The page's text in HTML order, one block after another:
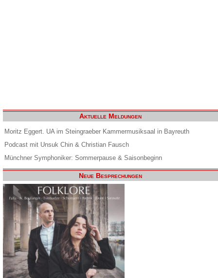
Aktuelle Meldungen
Moritz Eggert. UA im Steingraeber Kammermusiksaal in Bayreuth
Podcast mit Unsuk Chin & Christian Fausch
Münchner Symphoniker: Sommerpause & Saisonbeginn
Neue Besprechungen